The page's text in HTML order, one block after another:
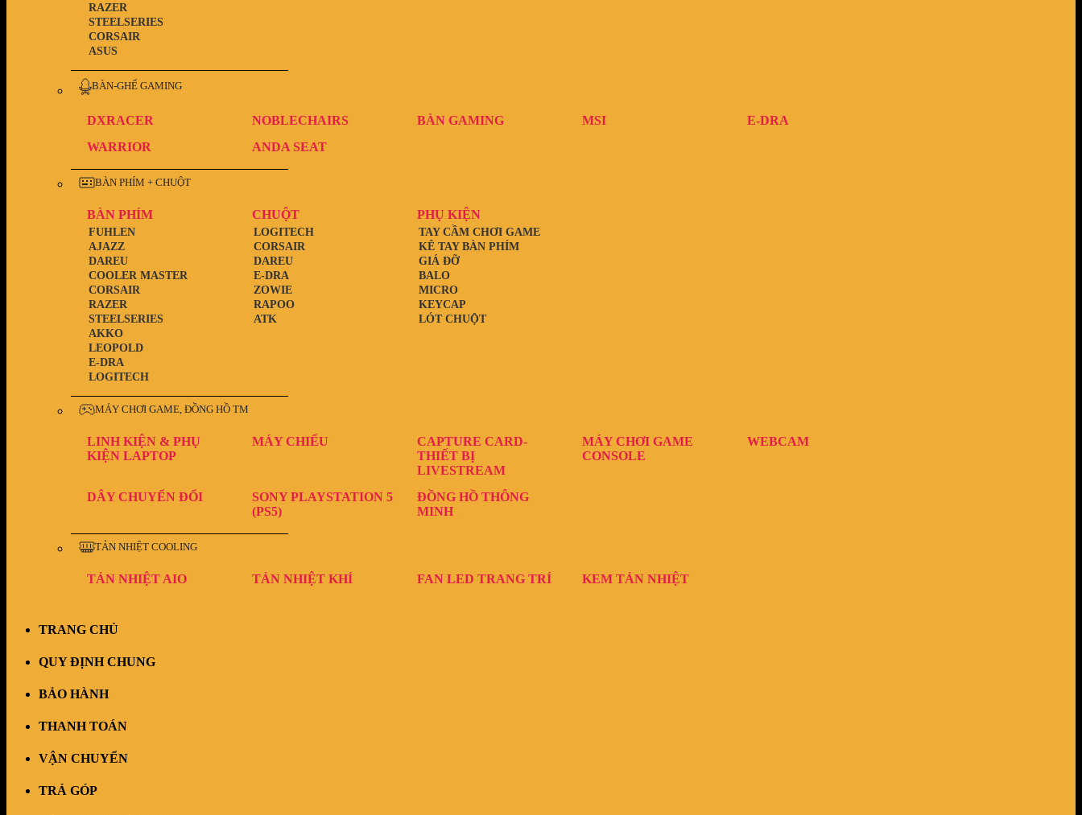
ASUS
CORSAIR
STEELSERIES
RAZER
BÀN-GHẾ GAMING
DXRACER NOBLECHAIRS BÀN GAMING MSI
E-DRA
WARRIOR
ANDA SEAT
BÀN PHÍM + CHUỘT
BÀN PHÍM
LOGITECH
E-DRA
LEOPOLD
AKKO
STEELSERIES
RAZER
CORSAIR
COOLER MASTER
DAREU
AJAZZ
FUHLEN
CHUỘT
ATK
RAPOO
ZOWIE
E-DRA
DAREU
CORSAIR
LOGITECH
PHỤ KIỆN
LÓT CHUỘT
KEYCAP
MICRO
BALO
GIÁ ĐỠ
KÊ TAY BÀN PHÍM
TAY CẦM CHƠI GAME
MÁY CHƠI GAME, ĐỒNG HỒ TM
LINH KIỆN & PHỤ
KIỆN LAPTOP
MÁY CHIẾU
CAPTURE CARD-
THIẾT BỊ
LIVESTREAM
MÁY CHƠI GAME
CONSOLE
WEBCAM
DÂY CHUYỂN ĐỔI
SONY PLAYSTATION 5
(PS5)
ĐỒNG HỒ THÔNG
MINH
TẢN NHIỆT COOLING
TẢN NHIỆT AIO TẢN NHIỆT KHÍ FAN LED TRANG TRÍ KEM TẢN NHIỆT
TRANG CHỦ
QUY ĐỊNH CHUNG
BẢO HÀNH
THANH TOÁN
VẬN CHUYỂN
TRẢ GÓP